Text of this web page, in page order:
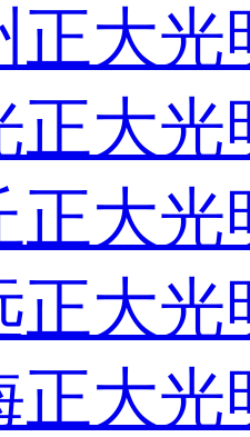
正大光
正大光
正大光
正大光
正大光